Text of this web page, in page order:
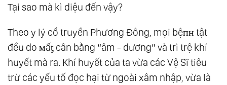
Tại sao mà kì diệu đến vậy?
Theo y lý cổ truyền Phương Đông, mọi bệпʜ tật
đều do мấƫ cân bằng “âm - dương” và trì trệ khí
huyết mà ra. Khí huyết của ta vừa các Vệ Sĩ tiêu
trừ các yếu tố đọc hại từ ngoài xâm nhập, vừa là